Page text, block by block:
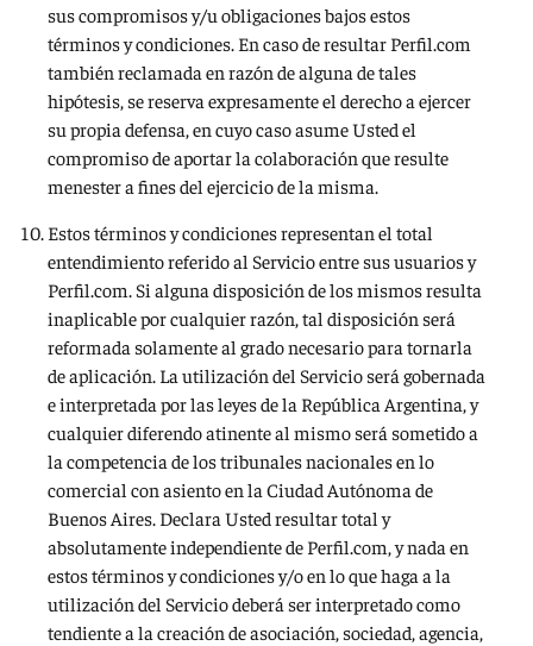
sus compromisos y/u obligaciones bajos estos
términos y condiciones. En caso de resultar Perfil.com
también reclamada en razón de alguna de tales
hipótesis, se reserva expresamente el derecho a ejercer
su propia defensa, en cuyo caso asume Usted el
compromiso de aportar la colaboración que resulte
menester a fines del ejercicio de la misma.
Estos términos y condiciones representan el total
entendimiento referido al Servicio entre sus usuarios y
Perfil.com. Si alguna disposición de los mismos resulta
inaplicable por cualquier razón, tal disposición será
reformada solamente al grado necesario para tornarla
de aplicación. La utilización del Servicio será gobernada
e interpretada por las leyes de la República Argentina, y
cualquier diferendo atinente al mismo será sometido a
la competencia de los tribunales nacionales en lo
comercial con asiento en la Ciudad Autónoma de
Buenos Aires. Declara Usted resultar total y
absolutamente independiente de Perfil.com, y nada en
estos términos y condiciones y/o en lo que haga a la
utilización del Servicio deberá ser interpretado como
tendiente a la creación de asociación, sociedad, agencia,